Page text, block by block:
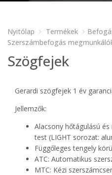
Nyitólap Termékek
Szerszámbefogás
Szögfejek
Gerardi szögfejek 1 év
Jellemzők:
Alacsony hőtágulású
test (LIGHT sorozat:
Függőleges tengely
ATC: Automatikus
MTC: Kézi